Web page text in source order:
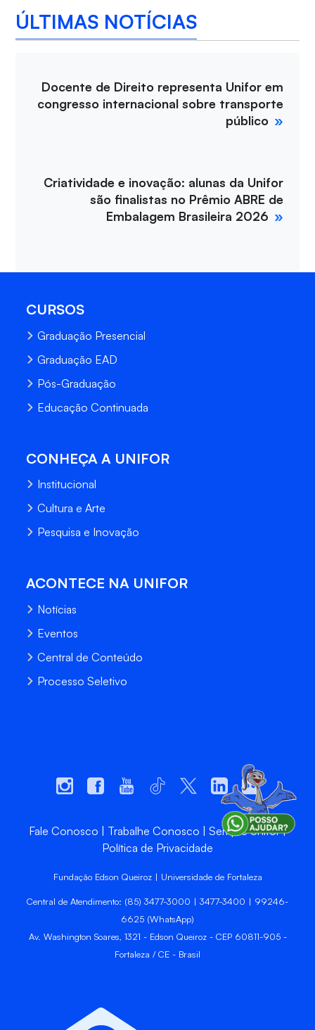
ÚLTIMAS NOTÍCIAS
Docente de Direito representa Unifor em
congresso internacional sobre transporte
público
Criatividade e inovação: alunas da Unifor
são finalistas no Prêmio ABRE de
Embalagem Brasileira 2026
CURSOS
Graduação Presencial
Graduação EAD
Pós-Graduação
Educação Continuada
CONHEÇA A UNIFOR
Institucional
Cultura e Arte
Pesquisa e Inovação
ACONTECE NA UNIFOR
Notícias
Eventos
Central de Conteúdo
Processo Seletivo
Fale Conosco Trabalhe Conosco
Sempre Unifor
Política de Privacidade
Fundação Edson Queiroz | Universidade de Fortaleza
Central de Atendimento: (85) 3477-3000 | 3477-3400 | 99246-
6625 (WhatsApp)
Av. Washington Soares, 1321 - Edson Queiroz - CEP 60811-905 -
Fortaleza / CE - Brasil